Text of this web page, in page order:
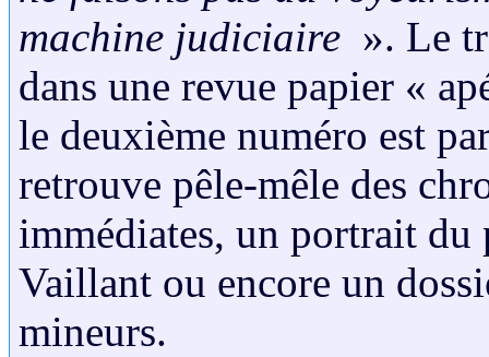
machine judiciaire ». Le
dans une revue papier «
le deuxième numéro est
retrouve pêle-mêle des
immédiates, un portrait
Vaillant ou encore un
mineurs.